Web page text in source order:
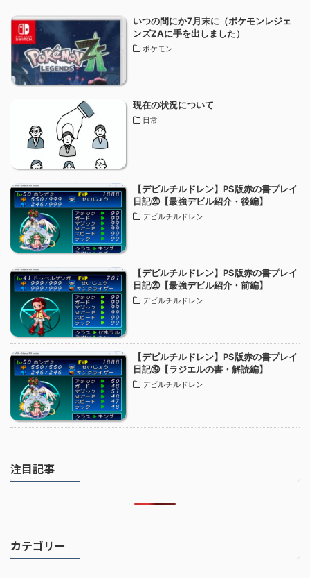
いつの間にか7月末に（ポケモンレジェ
ンズZAに手を出しました）
ポケモン
現在の状況について
日常
【デビルチルドレン】PS版赤の書プレイ
日記⑳【最強デビル紹介・後編】
デビルチルドレン
【デビルチルドレン】PS版赤の書プレイ
日記⑳【最強デビル紹介・前編】
デビルチルドレン
【デビルチルドレン】PS版赤の書プレイ
日記⑲【ラジエルの書・解読編】
デビルチルドレン
注目記事
カテゴリー